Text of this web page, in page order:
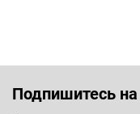
Подпишитесь